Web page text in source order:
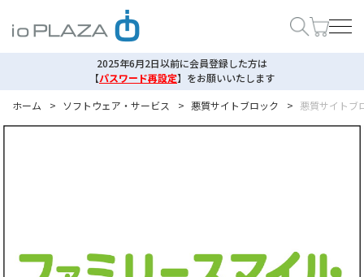
2025年6月2日以前に会員登録した方は
【パスワード再設定】 をお願いいたします
ホーム
> ソフトウェア・サービス > 悪質サイトブロック > 悪質サイトブ